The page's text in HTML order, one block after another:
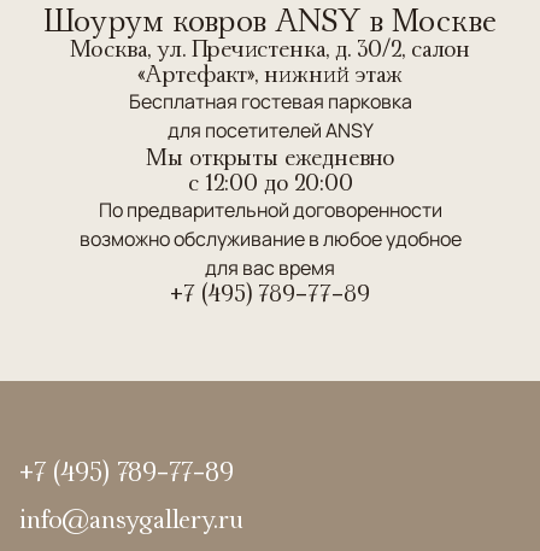
Шоурум ковров ANSY в Москве
Москва, ул. Пречистенка, д. 30/2, салон
«Артефакт», нижний этаж
Бесплатная гостевая парковка
для посетителей ANSY
Мы открыты ежедневно
c 12:00 до 20:00
По предварительной договоренности
возможно обслуживание в любое удобное
для вас время
+7 (495) 789-77-89
+7 (495) 789-77-89
info@ansygallery.ru